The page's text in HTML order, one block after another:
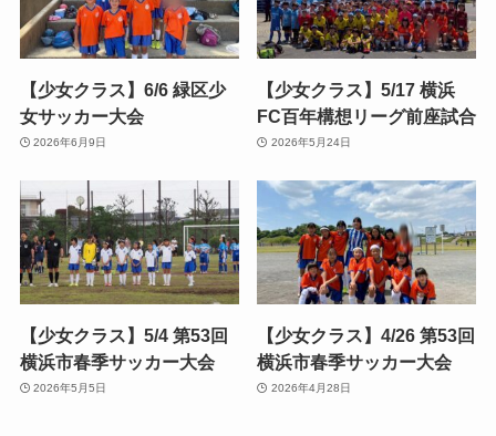
【少女クラス】6/6 緑区少
女サッカー大会
2026年6月9日
【少女クラス】5/17 横浜
FC百年構想リーグ前座試合
2026年5月24日
【少女クラス】5/4 第53回
横浜市春季サッカー大会
2026年5月5日
【少女クラス】4/26 第53回
横浜市春季サッカー大会
2026年4月28日